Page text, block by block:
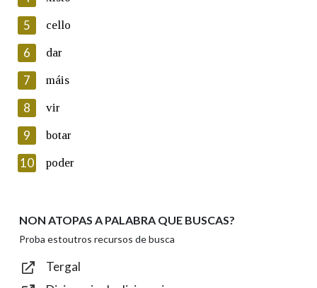
Lin e acepto as condicións da política de
Introduce o código que aparece na imaxe:
Texto de verificación
Enviar
5 cello
6 dar
7 máis
8 vir
9 botar
10 poder
NON ATOPAS A PALABRA QUE BUSCAS?
Proba estoutros recursos de busca
Tergal